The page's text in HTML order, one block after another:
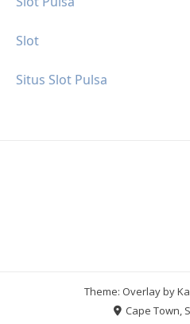
Slot
Situs Slot Pulsa
Theme: Overlay by
Cape Town,